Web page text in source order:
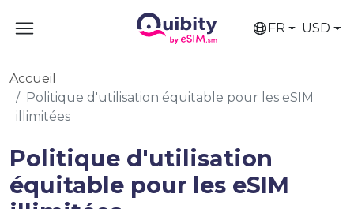
FR USD
Accueil
Politique d'utilisation équitable pour les eSIM
illimitées
Politique d'utilisation
équitable pour les eSIM